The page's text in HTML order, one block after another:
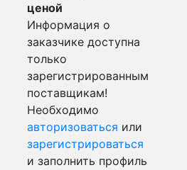
ценой
Информация о
заказчике доступна
только
зарегистрированным
поставщикам!
Необходимо
авторизоваться или
зарегистрироваться
и заполнить профиль